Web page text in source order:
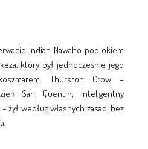
Indian Nawaho pod okiem
który był jednocześnie jego
Thurston Crow –
San Quentin, inteligentny
żył według własnych zasad: bez